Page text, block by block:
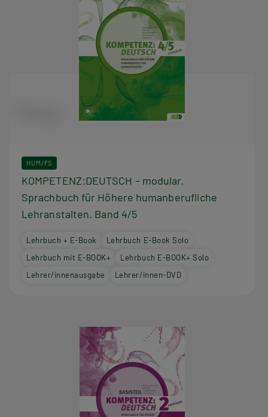
HUM/FS
KOMPETENZ:DEUTSCH – modular.
Sprachbuch für Höhere humanberufliche
Lehranstalten. Band 4/5
Lehrbuch + E-Book
Lehrbuch E-Book Solo
Lehrbuch mit E-BOOK+
Lehrbuch E-BOOK+ Solo
Lehrer/innenausgabe
Lehrer/innen-DVD